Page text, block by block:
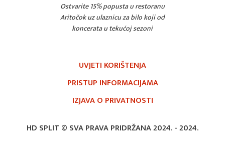
Ostvarite 15% popusta u restoranu
Aritočok uz ulaznicu za bilo koji od
koncerata u tekućoj sezoni
HD SPLIT © SVA PRAVA PRIDRŽANA 2024. -2024.
UVJETI KORIŠTENJA
PRISTUP INFORMACIJAMA
IZJAVA O PRIVATNOSTI